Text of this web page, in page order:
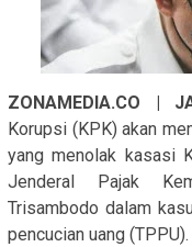
ZONAMEDIA.CO |
Korupsi (KPK) akan
yang menolak kasasi
Jenderal Pajak
Trisambodo dalam
pencucian uang (TPPU).